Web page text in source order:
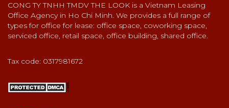
CONG TY TNHH TMDV THE LOOK is a Vietnam Leasing
Office Agency in Ho Chi Minh. We provides a full range of
types for office for lease: office space, coworking space,
serviced office, retail space, office building, shared office.
Tax code: 0317981672